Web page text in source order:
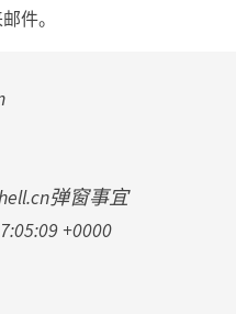
件。
弹窗事宜
+0000